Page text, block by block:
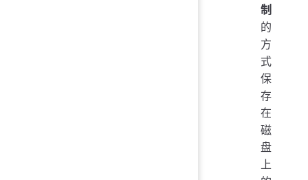
制
的
方
式
保
存
在
磁
盘
上